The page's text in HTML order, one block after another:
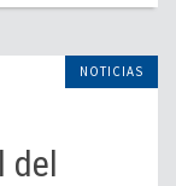
NOTICIAS
del